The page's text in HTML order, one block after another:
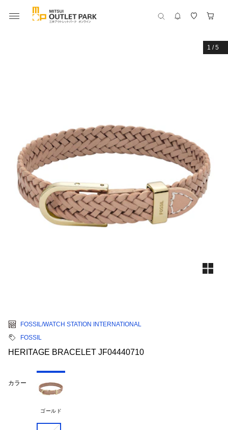
1 /5
FOSSIL/WATCH STATION INTERNATIONAL
FOSSIL
HERITAGE BRACELET JF04440710
カラー
ゴールド